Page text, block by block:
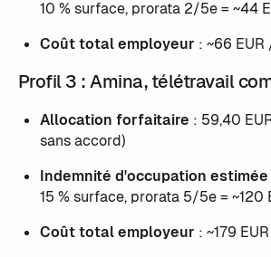
10 % surface, prorata 2/5e = ~44
Coût total employeur : ~66
Profil 3 : Amina, télétravail
Allocation forfaitaire : 59,40
sans accord)
Indemnité d'occupation estimée
15 % surface, prorata 5/5e = ~120
Coût total employeur : ~179